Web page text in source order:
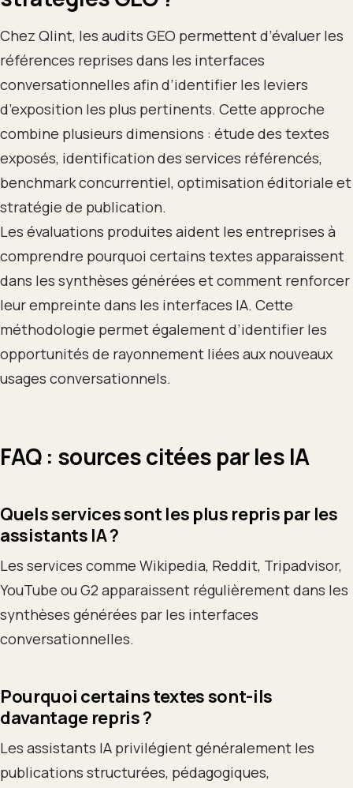
Chez Qlint, les audits GEO permettent d’évaluer les
références reprises dans les interfaces
conversationnelles afin d’identifier les leviers
d’exposition les plus pertinents. Cette approche
combine plusieurs dimensions : étude des textes
exposés, identification des services référencés,
benchmark concurrentiel, optimisation éditoriale et
stratégie de publication.
Les évaluations produites aident les entreprises à
comprendre pourquoi certains textes apparaissent
dans les synthèses générées et comment renforcer
leur empreinte dans les interfaces IA. Cette
méthodologie permet également d’identifier les
opportunités de rayonnement liées aux nouveaux
usages conversationnels.
FAQ : sources citées par les IA
Quels services sont les plus repris par les
assistants IA ?
Les services comme Wikipedia, Reddit, Tripadvisor,
YouTube ou G2 apparaissent régulièrement dans les
synthèses générées par les interfaces
conversationnelles.
Pourquoi certains textes sont-ils
davantage repris ?
Les assistants IA privilégient généralement les
publications structurées, pédagogiques,